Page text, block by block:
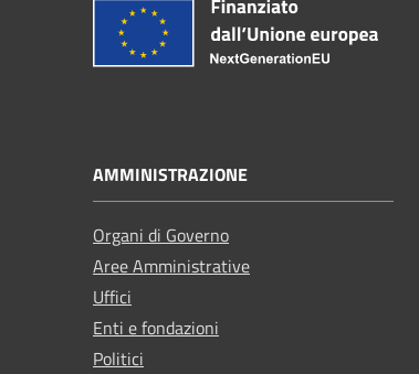
AMMINISTRAZIONE
Organi di Governo
Aree Amministrative
Uffici
Enti e fondazioni
Politici